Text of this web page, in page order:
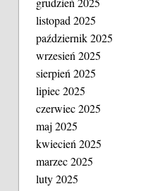
listopad 2025
październik 2025
wrzesień 2025
sierpień 2025
lipiec 2025
czerwiec 2025
maj 2025
kwiecień 2025
marzec 2025
luty 2025